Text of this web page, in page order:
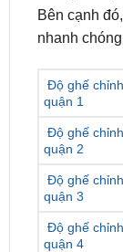
Độ ghế chỉnh
Độ ghế
quận 2
Độ ghế
quận 3
Độ ghế
quận 4
Độ ghế
quận 5